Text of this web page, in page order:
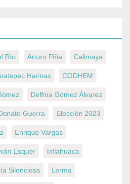
Río Arturo Piña Calimaya
Harinas CODHEM
Delfina Gómez Álvarez
Guerra Elección 2023
Enrique Vargas
Esquer Ixtlahuaca
Silenciosa Lerma